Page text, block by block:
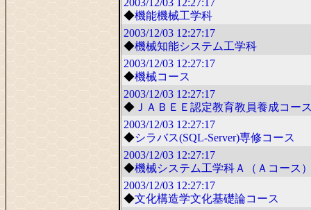
2003/12/03 12:27:17
◆機能機械工学科
2003/12/03 12:27:17
◆機械知能システム工学科
2003/12/03 12:27:17
◆機械コース
2003/12/03 12:27:17
◆ ＪＡＢＥＥ認定教育教員養成コー
2003/12/03 12:27:17
◆シラバス(SQL-Server)専修コース
2003/12/03 12:27:17
◆機械システム工学科Ａ（Ａコース
2003/12/03 12:27:17
◆文化構造学文化基礎論コース